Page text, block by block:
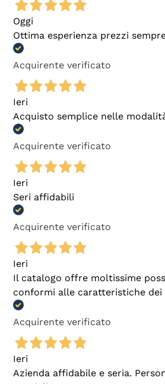
Oggi
Ottima esperienza prezzi
Acquirente verificato
Ieri
Acquisto semplice nelle
Acquirente verificato
Ieri
Seri affidabili
Acquirente verificato
Ieri
Il catalogo offre moltissime
conformi alle caratteristiche
Acquirente verificato
Ieri
Azienda affidabile e seria.